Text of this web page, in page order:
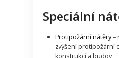
Speciální
Protipožární nátěry–
zvýšení protipožární
konstrukcí a budov